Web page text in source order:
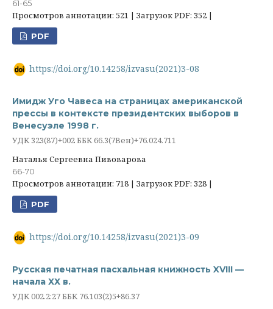
61-65
Просмотров аннотации: 521 | Загрузок PDF: 352 |
PDF
https://doi.org/10.14258/izvasu(2021)3-08
Имидж Уго Чавеса на страницах американской
прессы в контексте президентских выборов в
Венесуэле 1998 г.
УДК 323(87)+002 ББК 66.3(7Вен)+76.024.711
Наталья Сергеевна Пивоварова
66-70
Просмотров аннотации: 718 | Загрузок PDF: 328 |
PDF
https://doi.org/10.14258/izvasu(2021)3-09
Русская печатная пасхальная книжность XVIII —
начала ХХ в.
УДК 002.2:27 ББК 76.103(2)5+86.37